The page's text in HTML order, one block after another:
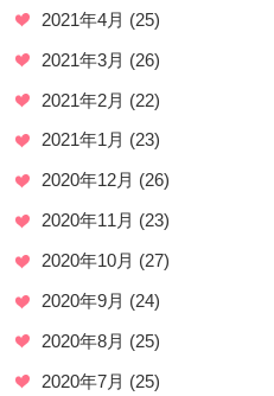
2021年4月 (25)
2021年3月 (26)
2021年2月 (22)
2021年1月 (23)
2020年12月 (26)
2020年11月 (23)
2020年10月 (27)
2020年9月 (24)
2020年8月 (25)
2020年7月 (25)